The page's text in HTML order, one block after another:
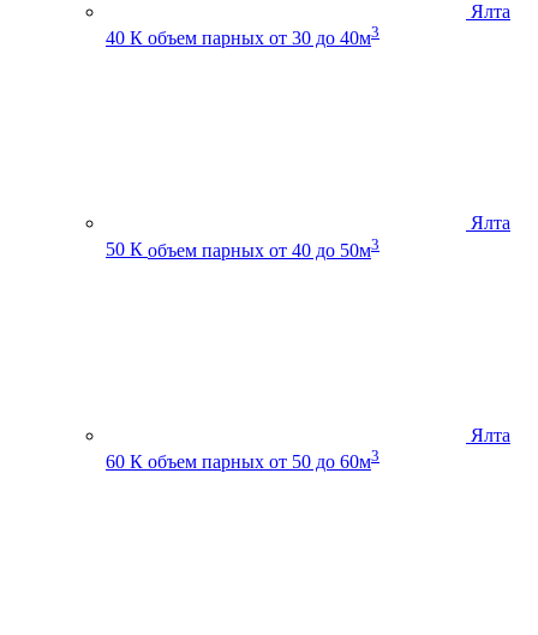
Ялта
40 К объем парных от 30 до 40м3
Ялта
50 К объем парных от 40 до 50м3
Ялта
60 К объем парных от 50 до 60м3